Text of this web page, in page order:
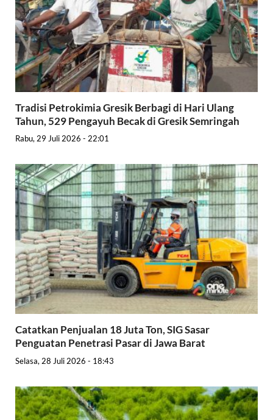
Tradisi Petrokimia Gresik Berbagi di Hari Ulang
Tahun, 529 Pengayuh Becak di Gresik Semringah
Rabu, 29 Juli 2026 - 22:01
Catatkan Penjualan 18 Juta Ton, SIG Sasar
Penguatan Penetrasi Pasar di Jawa Barat
Selasa, 28 Juli 2026 - 18:43